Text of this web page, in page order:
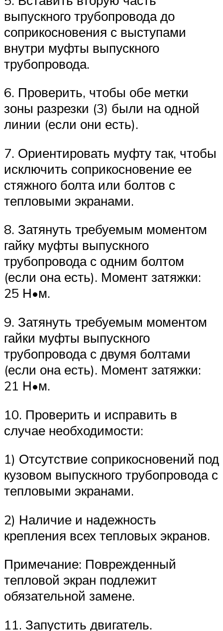
выпускного трубопровода до
соприкосновения с выступами
внутри муфты выпускного
трубопровода.
6. Проверить, чтобы обе метки
зоны разрезки (3) были на одной
линии (если они есть).
7. Ориентировать муфту так, чтобы
исключить соприкосновение ее
стяжного болта или болтов с
тепловыми экранами.
8. Затянуть требуемым моментом
гайку муфты выпускного
трубопровода с одним болтом
(если она есть). Момент затяжки:
25 Н•м.
9. Затянуть требуемым моментом
гайки муфты выпускного
трубопровода с двумя болтами
(если она есть). Момент затяжки:
21 Н•м.
10. Проверить и исправить в
случае необходимости:
1) Отсутствие соприкосновений под
кузовом выпускного трубопровода с
тепловыми экранами.
2) Наличие и надежность
крепления всех тепловых экранов.
Примечание: Поврежденный
тепловой экран подлежит
обязательной замене.
11. Запустить двигатель.